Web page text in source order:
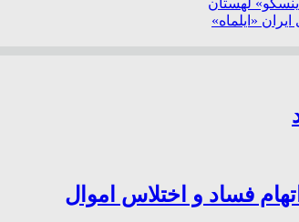
لهستان
«ایلماه»
فساد و اختلاس اموال